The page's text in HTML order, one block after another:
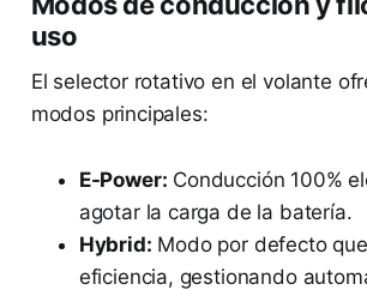
uso
El selector rotativo en el volante
modos principales:
E-Power: Conducción 100%
agotar la carga de la batería.
Hybrid: Modo por defecto
eficiencia, gestionando